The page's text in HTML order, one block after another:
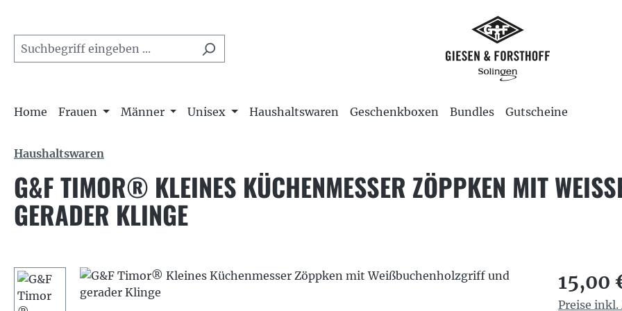
Home Frauen Männer Unisex Haushaltswaren Geschenkboxen Bundles Gutscheine
Haushaltswaren
G&F TIMOR® KLEINES KÜCHENMESSER ZÖPPKEN MIT
ERADER KLINGE
Bildergalerie überspringen Regulärer
15,00
Preise